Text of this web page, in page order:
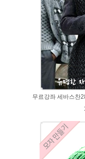
무료강좌 세바스찬